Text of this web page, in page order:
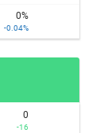
0%
-0.04%
0
-16